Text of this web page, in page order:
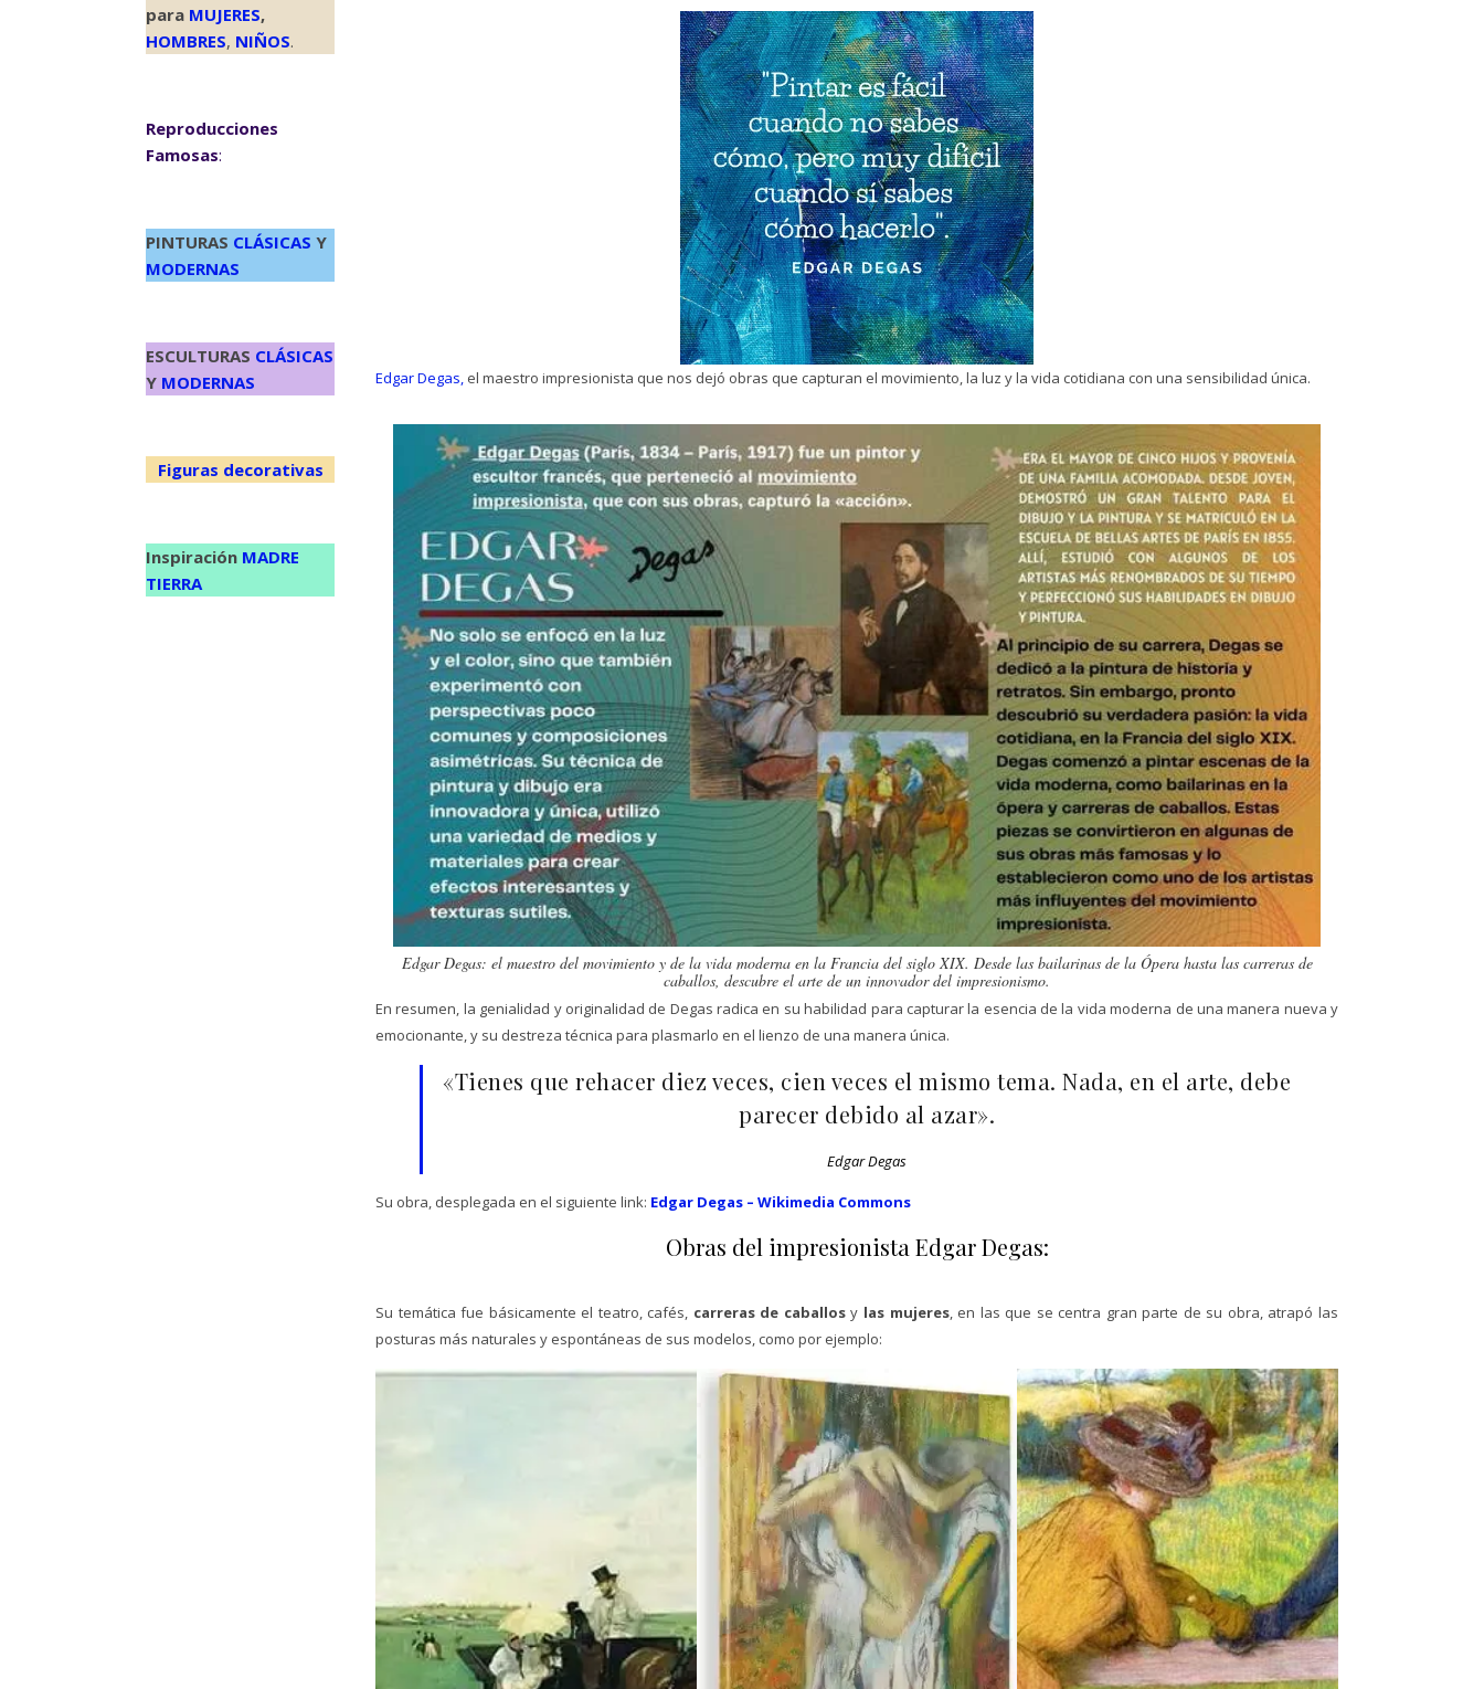
para MUJERES,
HOMBRES, NIÑOS.
Reproducciones
Famosas:
PINTURAS CLÁSICAS Y
MODERNAS
ESCULTURAS CLÁSICAS
Y MODERNAS
Figuras decorativas
Inspiración MADRE
TIERRA
Edgar Degas, el maestro impresionista que nos dejó obras que capturan el movimiento, la luz y la vida cotidiana con una sensibilidad única.
Edgar Degas: el maestro del movimiento y de la vida moderna en la Francia del siglo XIX. Desde las bailarinas de la Ópera hasta las carreras de
caballos, descubre el arte de un innovador del impresionismo.
En resumen, la genialidad y originalidad de Degas radica en su habilidad para capturar la esencia de la vida moderna de una manera nueva y
emocionante, y su destreza técnica para plasmarlo en el lienzo de una manera única.
«Tienes que rehacer diez veces, cien veces el mismo tema. Nada, en el arte, debe
parecer debido al azar».
Edgar Degas
Su obra, desplegada en el siguiente link: Edgar Degas – Wikimedia Commons
Obras del impresionista Edgar Degas:
Su temática fue básicamente el teatro, cafés, carreras de caballosy las mujeres, en las que se centra gran parte de su obra, atrapó las
posturas más naturales y espontáneas de sus modelos, como por ejemplo: